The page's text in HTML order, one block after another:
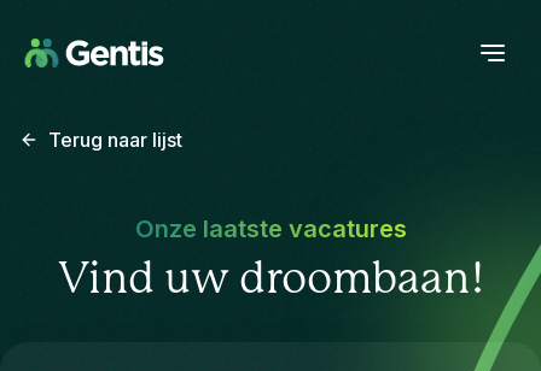
Terug naar lijst
Onze laatste vacatures
Vind uw droombaan!